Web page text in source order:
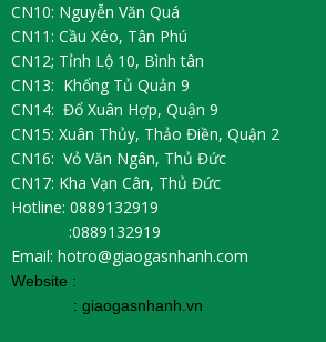
CN10: Nguyễn Văn Quá
CN11: Cầu Xéo, Tân Phú
CN12; Tỉnh Lộ 10, Bình tân
CN13: Khổng Tủ Quản 9
CN14: Đổ Xuân Hợp, Quận 9
CN15: Xuân Thủy, Thảo Điền, Quận 2
CN16: Vỏ Văn Ngân, Thủ Đức
CN17: Kha Vạn Cân, Thủ Đức
Hotline: 0889132919
:0889132919
Email: hotro@giaogasnhanh.com
Website :
: giaogasnhanh.vn